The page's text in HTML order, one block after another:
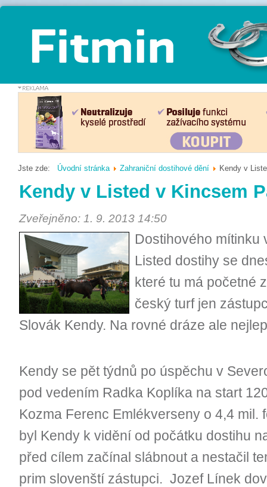
Jste zde: Úvodní stránka Zahraniční dostihové dění Kendy v
Kendy v Listed v Kincsem
Zveřejněno: 1. 9. 2013 14:50
Dostihového mítinku
Listed dostihy se
které tu má početné
český turf jen
Slovák Kendy. Na rovné dráze ale
Kendy se pět týdnů po úspěchu v
pod vedením Radka Koplíka na start
Kozma Ferenc Emlékverseny o 4,4 mil.
byl Kendy k vidění od počátku dostihu
před cílem začínal slábnout a nestačil
prim slovenští zástupci. Jozef Línek